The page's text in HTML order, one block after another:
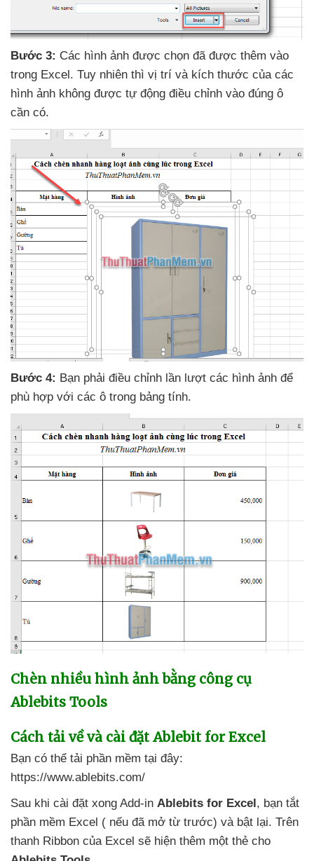
Bước 3: Các hình ảnh được chọn đã được thêm vào
trong Excel. Tuy nhiên thì vị trí và kích thước của các
hình ảnh không được tự động điều chỉnh vào đúng ô
cần có.
Bước 4: Bạn phải điều chỉnh lần lượt các hình ảnh để
phù hợp với các ô trong bảng tính.
Chèn nhiều hình ảnh bằng công cụ
Ablebits Tools
Cách tải vềvà cài đặt Ablebit for Excel
Bạn có thể tải phần mềm tại đây:
https://www.ablebits.com/
Sau khi cài đặt xong Add-in Ablebits for Excel, bạn tắt
phần mềm Excel ( nếu đã mở từ trước) và bật lại. Trên
thanh Ribbon của Excel sẽ hiện thêm một thẻ cho